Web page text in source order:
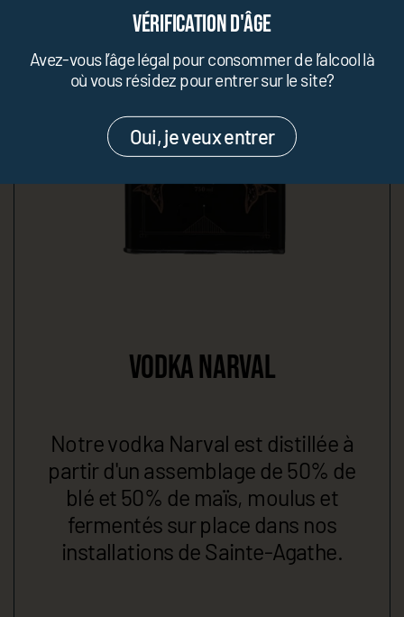
VODKA NARVAL
Notre vodka Narval est distillée à
partir d'un assemblage de 50% de
blé et 50% de maïs, moulus et
fermentés sur place dans nos
installations de Sainte-Agathe.
Vérification d'âge
Avez-vous l’âge légal pour consommer de l’alcool là
où vous résidez pour entrer sur le site?
Oui, je veux entrer